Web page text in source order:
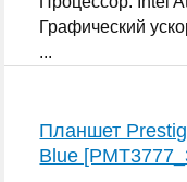
Графический
...
Планшет
Blue